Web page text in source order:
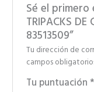
Sé el primero
TRIPACKS DE
83513509”
Tu dirección de
campos
Tu puntuación*